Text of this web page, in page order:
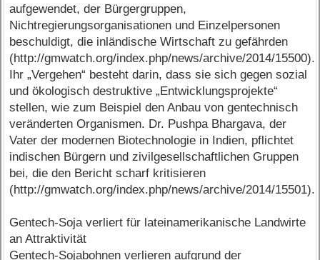
aufgewendet, der Bürgergruppen,
Nichtregierungsorganisationen und Einzelpersonen
beschuldigt, die inländische Wirtschaft zu gefährden
(http://gmwatch.org/index.php/news/archive/2014/15500).
Ihr „Vergehen“ besteht darin, dass sie sich gegen sozial
und ökologisch destruktive „Entwicklungsprojekte“
stellen, wie zum Beispiel den Anbau von gentechnisch
veränderten Organismen. Dr. Pushpa Bhargava, der
Vater der modernen Biotechnologie in Indien, pflichtet
indischen Bürgern und zivilgesellschaftlichen Gruppen
bei, die den Bericht scharf kritisieren
(http://gmwatch.org/index.php/news/archive/2014/15501).
Gentech-Soja verliert für lateinamerikanische Landwirte
an Attraktivität
Gentech-Sojabohnen verlieren aufgrund der